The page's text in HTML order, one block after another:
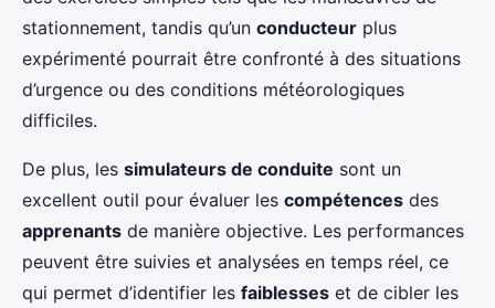
stationnement, tandis qu’un conducteur plus
expérimenté pourrait être confronté à des situations
d’urgence ou des conditions météorologiques
difficiles.
De plus, les simulateurs de conduite sont un
excellent outil pour évaluer les compétences des
apprenants de manière objective. Les performances
peuvent être suivies et analysées en temps réel, ce
qui permet d’identifier les faiblesses et de cibler les